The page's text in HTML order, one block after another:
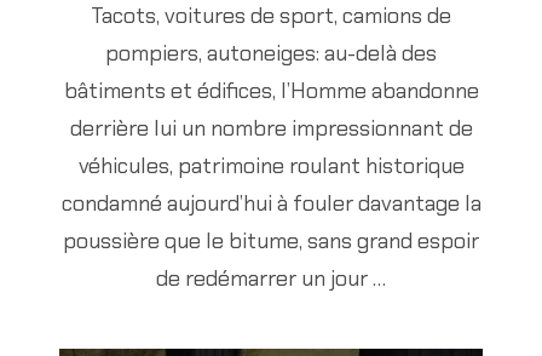
Tacots, voitures de sport, camions de
pompiers, autoneiges: au-delà des
bâtiments et édifices, l’Homme abandonne
derrière lui un nombre impressionnant de
véhicules, patrimoine roulant historique
condamné aujourd’hui à fouler davantage la
poussière que le bitume, sans grand espoir
de redémarrer un jour …